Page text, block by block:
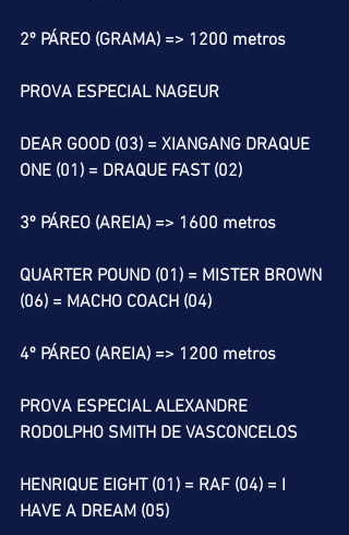
2º PÁREO (GRAMA) => 1200 metros
PROVA ESPECIAL NAGEUR
DEAR GOOD (03) = XIANGANG DRAQUE
ONE (01) = DRAQUE FAST (02)
3º PÁREO (AREIA) => 1600 metros
QUARTER POUND (01) = MISTER BROWN
(06) = MACHO COACH (04)
4º PÁREO (AREIA) => 1200 metros
PROVA ESPECIAL ALEXANDRE
RODOLPHO SMITH DE VASCONCELOS
HENRIQUE EIGHT (01) = RAF (04) = I
HAVE A DREAM (05)